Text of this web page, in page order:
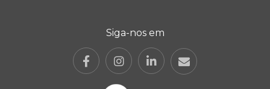
Siga-nos em